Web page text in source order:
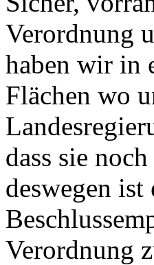
Verordnung
haben wir in
Flächen wo
dass sie
deswegen
Verordnung